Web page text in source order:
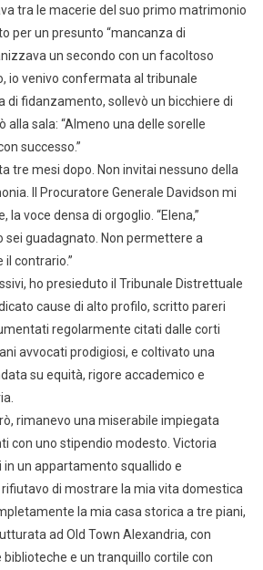
tra le macerie del suo primo matrimonio
per un presunto “mancanza di
un secondo con un facoltoso
io venivo confermata al tribunale
di fidanzamento, sollevò un bicchiere di
alla sala: “Almeno una delle sorelle
successo.”
tre mesi dopo. Non invitai nessuno della
Il Procuratore Generale Davidson mi
voce densa di orgoglio. “Elena,”
sei guadagnato. Non permettere a
contrario.”
ho presieduto il Tribunale Distrettuale
cause di alto profilo, scritto pareri
regolarmente citati dalle corti
avvocati prodigiosi, e coltivato una
su equità, rigore accademico e
rimanevo una miserabile impiegata
con uno stipendio modesto. Victoria
un appartamento squallido e
di mostrare la mia vita domestica
la mia casa storica a tre piani,
ad Old Town Alexandria, con
e un tranquillo cortile con